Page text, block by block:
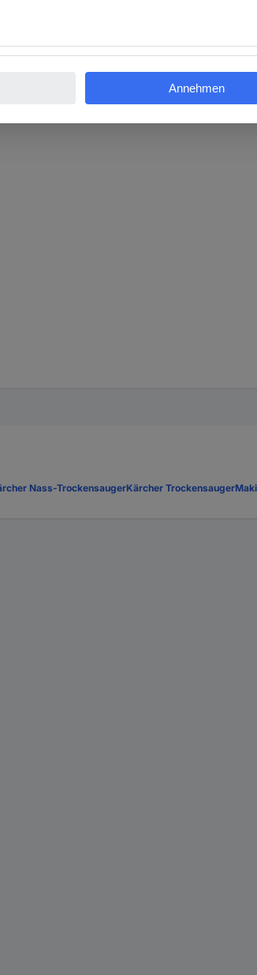
Nass-TrockensaugerKärcher Trockensauger